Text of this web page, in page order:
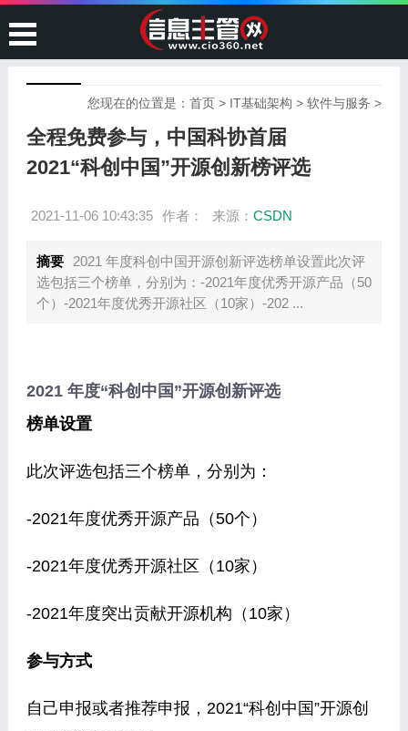
您现在的位置是：首页 > IT基础架构 >软件与服务 >
全程免费参与，中国科协首届
2021“科创中国”开源创新榜评选
2021-11-06 10:43:35 作者： 来源： CSDN
摘要
2021 年度科创中国开源创新评选榜单设置此次评
选包括三个榜单，分别为：-2021年度优秀开源产品（50
个）-2021年度优秀开源社区（10家）-202 ...
2021 年度“科创中国”开源创新评选
榜单设置
此次评选包括三个榜单，分别为：
-2021年度优秀开源产品（50个）
-2021年度优秀开源社区（10家）
-2021年度突出贡献开源机构（10家）
参与方式
自己申报或者推荐申报，2021“科创中国”开源创